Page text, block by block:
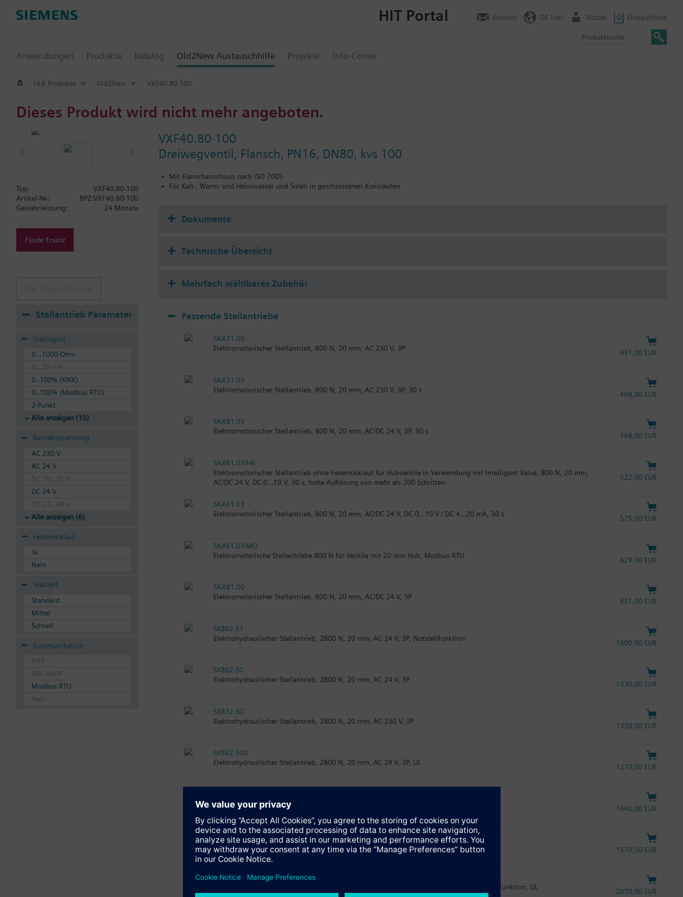
Anwendungen Produkte Katalog Old2New Austauschhilfe Projekte Info-Center
HIT Portal Kontakt DE (de) Nutzer 0 Einkaufsliste
HLK Produkte Old2New VXF40.80-100
Dieses Produkt wird nicht mehr angeboten.
VXF40.80-100
Dreiwegventil, Flansch, PN16, DN80, kvs 100
Mit Flanschanschluss nach ISO 7005
Für Kalt-, Warm- und Heisswasser und Solen in geschlossenen Kreisläufen
Typ:
VXF40.80-100
Artikel-Nr.:
BPZ:VXF40.80-100
Gewährleistung:
24 Monate
Finde Ersatz
Stellantrieb Parameter
Stellsignal
0...1000 Ohm
0...20 mA
0..100% (KNX)
0..100% (Modbus RTU)
2-Punkt
Alle anzeigen (10)
Betriebsspannung
AC 230 V
AC 24 V
DC 20...30 V
DC 24 V
DC 24...48 V
Alle anzeigen (6)
Federrücklauf
Ja
Nein
Stellzeit
Standard
Mittel
Schnell
Kommunikation
KNX
BACnet/IP
Modbus RTU
Nein
Dokumente
Technische Übersicht
Mehrfach wählbares Zubehör
Passende Stellantriebe
SAX31.00
Elektromotorischer Stellantrieb, 800 N, 20 mm, AC 230 V, 3P
451,00 EUR
SAX31.03
Elektromotorischer Stellantrieb, 800 N, 20 mm, AC 230 V, 3P, 30 s
468,00 EUR
SAX81.03
Elektromotorischer Stellantrieb, 800 N, 20 mm, AC/DC 24 V, 3P, 30 s
468,00 EUR
SAX61.03/HR
Elektromotorischer Stellantrieb ohne Federrücklauf für Hubventile in Verwendung mit Intelligent Valve, 800 N, 20 mm,
AC/DC 24 V, DC 0…10 V, 30 s, hohe Auflösung von mehr als 200 Schritten
522,00 EUR
SAX61.03
Elektromotorischer Stellantrieb, 800 N, 20 mm, AC/DC 24 V, DC 0…10 V / DC 4…20 mA, 30 s
575,00 EUR
SAX61.03/MO
Elektromotorische Stellantriebe 800 N für Ventile mit 20 mm Hub, Modbus RTU
629,00 EUR
SAX81.00
Elektromotorischer Stellantrieb, 800 N, 20 mm, AC/DC 24 V, 3P
451,00 EUR
SKB82.51
Elektrohydraulischer Stellantrieb, 2800 N, 20 mm, AC 24 V, 3P, Notstellfunktion
1600,00 EUR
SKB82.50
Elektrohydraulischer Stellantrieb, 2800 N, 20 mm, AC 24 V, 3P
1330,00 EUR
SKB32.50
Elektrohydraulischer Stellantrieb, 2800 N, 20 mm, AC 230 V, 3P
1320,00 EUR
SKB82.50U
Elektrohydraulischer Stellantrieb, 2800 N, 20 mm, AC 24 V, 3P, UL
1270,00 EUR
Elektrohydraulischer Stellantrieb, 2800 N, 20 mm, AC 24 V, 3P, Notstellfunktion, UL
1640,00 EUR
SKB32.51
Elektrohydraulischer Stellantrieb, 2800 N, 20 mm, AC 230 V, 3P, Notstellfunktion
1570,00 EUR
SKB62UA
Elektrohydraulischer Stellantrieb, 2800 N, 20 mm, AC 24 V, DC 0...10 V/4...20 mA, Notstellfunktion, UL
2070,00 EUR